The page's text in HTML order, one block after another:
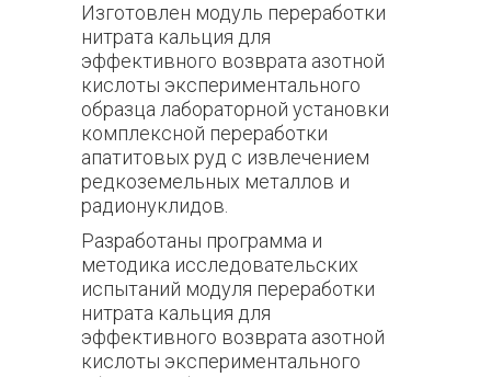
Изготовлен модуль переработки
нитрата кальция для
эффективного возврата азотной
кислоты экспериментального
образца лабораторной установки
комплексной переработки
апатитовых руд с извлечением
редкоземельных металлов и
радионуклидов.
Разработаны программа и
методика исследовательских
испытаний модуля переработки
нитрата кальция для
эффективного возврата азотной
кислоты экспериментального